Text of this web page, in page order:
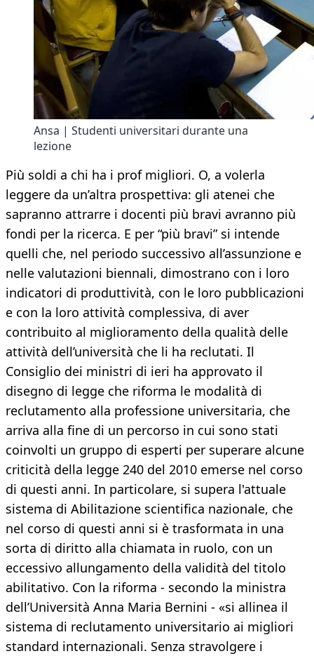
Ansa | Studenti universitari durante una
lezione
Più soldi a chi ha i prof migliori. O, a volerla
leggere da un’altra prospettiva: gli atenei che
sapranno attrarre i docenti più bravi avranno più
fondi per la ricerca. E per “più bravi” si intende
quelli che, nel periodo successivo all’assunzione e
nelle valutazioni biennali, dimostrano con i loro
indicatori di produttività, con le loro pubblicazioni
e con la loro attività complessiva, di aver
contribuito al miglioramento della qualità delle
attività dell’università che li ha reclutati. Il
Consiglio dei ministri di ieri ha approvato il
disegno di legge che riforma le modalità di
reclutamento alla professione universitaria, che
arriva alla fine di un percorso in cui sono stati
coinvolti un gruppo di esperti per superare alcune
criticità della legge 240 del 2010 emerse nel corso
di questi anni. In particolare, si supera l'attuale
sistema di Abilitazione scientifica nazionale, che
nel corso di questi anni si è trasformata in una
sorta di diritto alla chiamata in ruolo, con un
eccessivo allungamento della validità del titolo
abilitativo. Con la riforma - secondo la ministra
dell’Università Anna Maria Bernini - «si allinea il
sistema di reclutamento universitario ai migliori
standard internazionali. Senza stravolgere i